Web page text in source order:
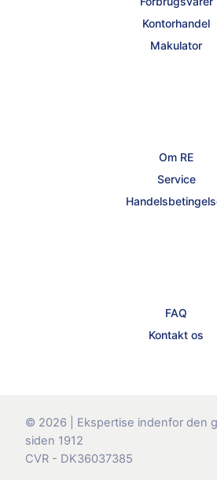
Kontorhandel
Makulator
Om RE
Service
FAQ
Kontakt os
© 2026 | Ekspertise indenfor den
siden 1912
CVR - DK36037385